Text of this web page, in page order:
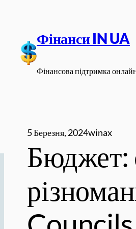
вмісту
Фінанси IN UA
Фінансова підтримка
5 Березня, 2024winax
Бюджет: